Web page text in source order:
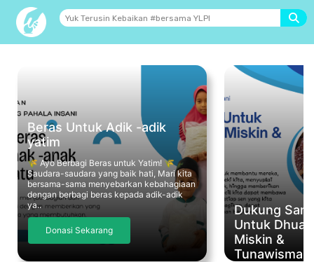
Beras Untuk Adik -adik
yatim
🌾 Ayo Berbagi Beras untuk Yatim! 🌾
Saudara-saudara yang baik hati, Mari kita
bersama-sama menyebarkan kebahagiaan
dengan berbagi beras kepada adik-adik
ya..
Donasi Sekarang
Dukung
Untuk
Miskin &
Tunawisma